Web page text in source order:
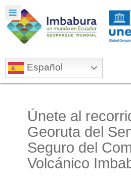
Español
Únete al
Georuta del
Seguro del
Volcánico